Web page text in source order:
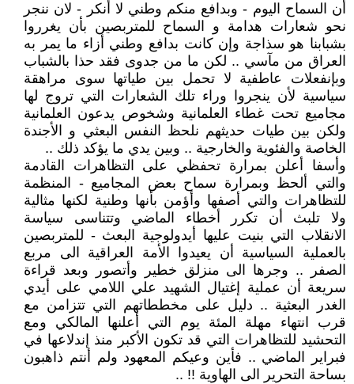
أن السماح اليوم - وبدافع منكم وطني لا أنكر - لان ننجر
نحو شعارات هدامة و السماح للمتربصين بأن يغرروا
بشبابنا هو سذاجة وإن كانت بدافع وطني أزاء ما يمر به
العراق من مآسي .. لكن ما من جدوى فقد حذا بالشباب
وبإنفعلات عاطفية لا تحمل بين طياتها سوى مراهقة
سياسية لأن ينجروا وراء تلك الشعارات التي تروج لها
مجاميع تحت غطاء العلمانية وشخوص يدعون العلمانية
ولكن بين طيات حديثهم نلحظ النفس البعثي و الأجندة
الخاصة والفئوية والخارجية .. وبين يدي ما يؤكد ذلك ..
وأسفا أعلن بمرارة تحفظي على التظاهرات القادمة
والتي ألحظ وبمرارة سماح بعض المجاميع - المنظمة
للتظاهرات والتي أصفها وأؤمن بأنها وطنية لكنها مثالية
ولا تلبث أن تكرر أخطاء الماضي وتتناسى سياسة
الانقلاب التي بنيت عليها أيدولوجية البعث - للمتربصين
بالعملية السياسية أن يعيدوا الأمة العراقية الى مربع
الصفر .. وجرها الى منزلق خطير وأتصور وبعد قراءة
سريعة أن عملية إغتيال الشهيد علي اللامي على أيدي
الغدر البعثية .. دليل على مخططاتهم التي تتزامن مع
قرب انتهاء مهلة المئة يوم التي أعلنها المالكي ومع
التحشيد للتظاهرات التي قد تكون الأكبر منذ إندلاعها في
فبراير الماضي .. فأين وعيكم المعهود ولم أنتم ذاهبون
بساحة التحرير الى الهاوية !! ..